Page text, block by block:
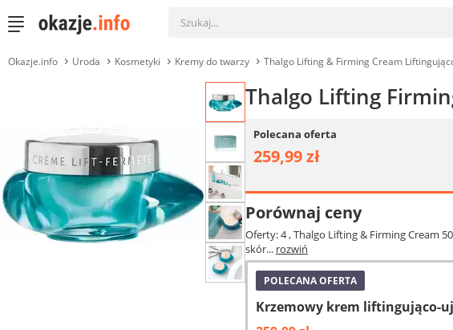
Okazje.info Uroda Kosmetyki Kremy do twarzy Thalgo Lifting & Firming Cream
Thalgo Lifting
Polecana oferta
259,99 zł
Porównaj ceny
Oferty: 4, Thalgo Lifting & Firming Cream
skór... rozwiń
POLECANA OFERTA
Krzemowy krem liftingująco-